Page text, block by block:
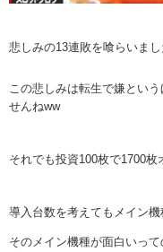
悲しみの13連敗を喰らいま
この悲しみは転生で嫌とい
せんねww
それでも投資100枚で1700枚
導入台数を考えてもメイン機
そのメイン機種が面白いっ